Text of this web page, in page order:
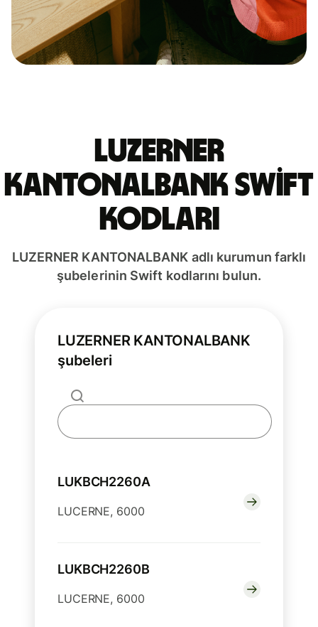
LUZERNER
KANTONALBANK Swift
kodları
LUZERNER KANTONALBANK adlı kurumun farklı
şubelerinin Swift kodlarını bulun.
LUZERNER KANTONALBANK
şubeleri
LUKBCH2260A
LUCERNE, 6000
LUKBCH2260B
LUCERNE, 6000